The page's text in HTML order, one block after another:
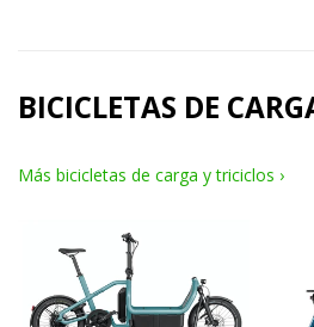
BICICLETAS DE
Más bicicletas de carga y triciclos ›